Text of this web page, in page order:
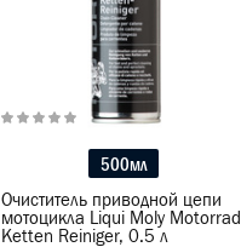
500мл
Очиститель приводной цепи
мотоцикла Liqui Moly Motorrad
Ketten Reiniger, 0.5 л